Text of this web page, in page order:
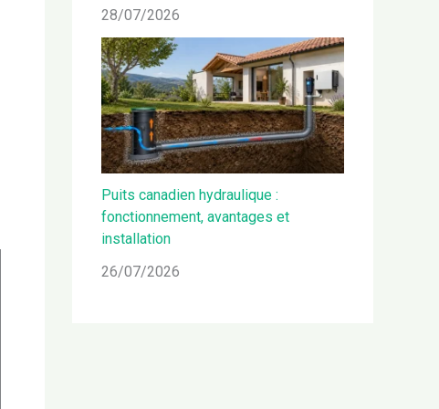
28/07/2026
Puits canadien hydraulique :
fonctionnement, avantages et
installation
26/07/2026